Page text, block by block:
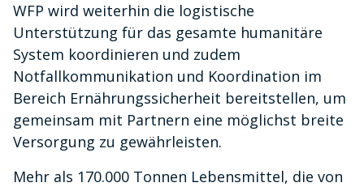
WFP wird weiterhin die logistische
Unterstützung für das gesamte humanitäre
System koordinieren und zudem
Notfallkommunikation und Koordination im
Bereich Ernährungssicherheit bereitstellen, um
gemeinsam mit Partnern eine möglichst breite
Versorgung zu gewährleisten.
Mehr als 170.000 Tonnen Lebensmittel, die von